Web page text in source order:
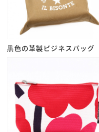
黒色の革製ビジネスバッグ